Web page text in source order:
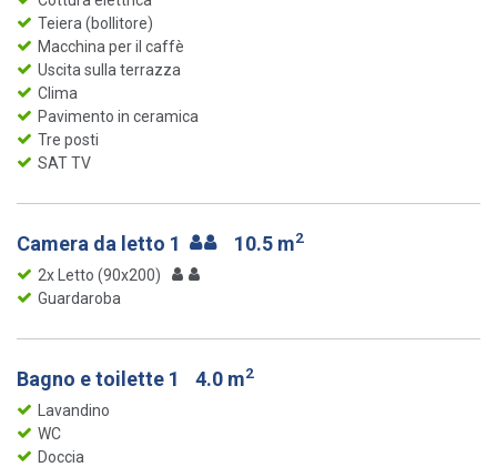
Teiera (bollitore)
Macchina per il caffè
Uscita sulla terrazza
Clima
Pavimento in ceramica
Tre posti
SAT TV
Camera da letto 1 10.5 m2
2x Letto (90x200)
Guardaroba
Bagno e toilette 1 4.0 m2
Lavandino
WC
Doccia